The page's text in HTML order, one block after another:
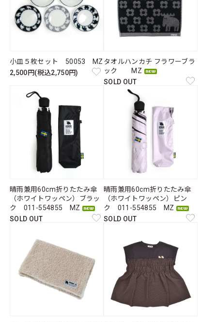
小皿５枚セット 50053 MZ
2,500円(税込2,750円)
タオルハンカチ フラワーブラ
ック MZ
SOLD OUT
晴雨兼用60cm折りたたみ傘
（ホワイトワッペン）ブラッ
ク 011-554855 MZ
SOLD OUT
晴雨兼用60cm折りたたみ傘
（ホワイトワッペン）ピン
ク 011-554855 MZ
SOLD OUT